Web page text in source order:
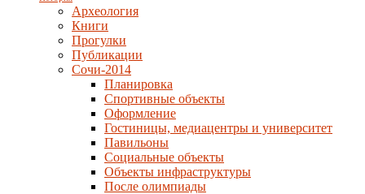
Археология
Книги
Прогулки
Публикации
Сочи-2014
Планировка
Спортивные объекты
Оформление
Гостиницы, медиацентры и университет
Павильоны
Социальные объекты
Объекты инфраструктуры
После олимпиады